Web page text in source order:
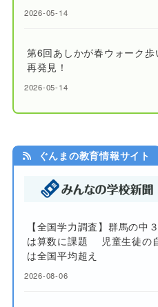
2026-05-14
第6回あしかが春ウォーク
再発見！
2026-05-14
ぐんまの教育情報サイト
【全国学力調査】群馬の
は算数に課題 児童生徒の
は全国平均超え
2026-08-06